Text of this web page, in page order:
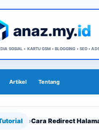
| 𝕭𝖑𝖔𝖌𝖌𝖊𝖗 𝕭𝖑𝖎𝖙𝖆𝖗
SOSIAL • KARTU GSM • BLOGGING • SEO •
Artikel Tentang
›Cara Redirect